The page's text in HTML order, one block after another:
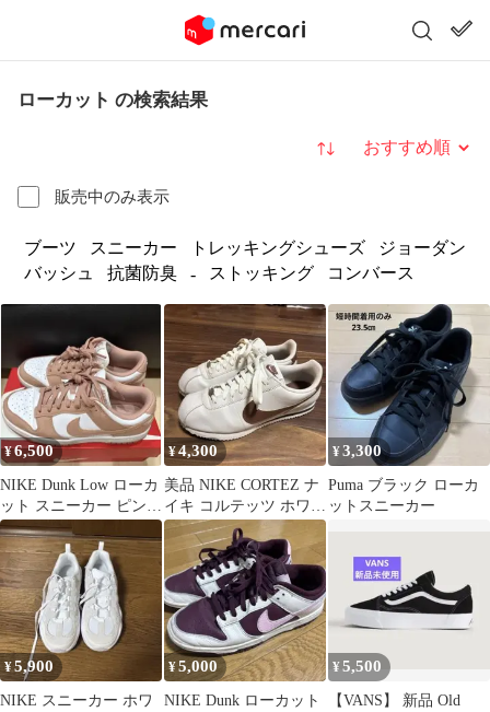
ローカット の検索結果
販売中のみ表示
並び替え
ブーツ スニーカー トレッキングシューズ
ジョーダン
バッシュ
抗菌防臭 - ストッキング コンバース
¥6,500
NIKE Dunk Low ローカ
ット スニーカー ピンク
ホワイト
¥4,300
美品 NIKE CORTEZ ナ
イキ コルテッツ ホワイ
ト ブラウン 27cm
¥3,300
Puma ブラック ローカ
ットスニーカー
¥5,900
NIKE スニーカー ホワ
¥5,000
NIKE Dunk ローカット
¥5,500
【VANS】 新品 Old